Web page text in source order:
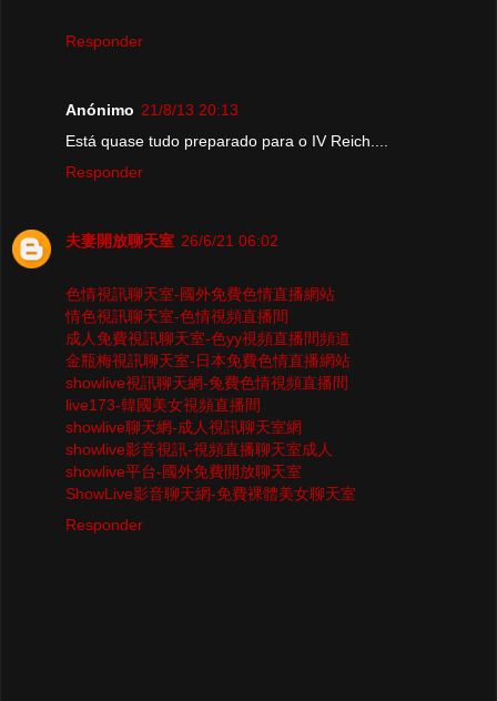
Responder
Anónimo 21/8/13 20:13
Está quase tudo preparado para o IV Reich....
Responder
夫妻開放聊天室 26/6/21 06:02
色情視訊聊天室-國外免費色情直播網站
情色視訊聊天室-色情視頻直播間
成人免費視訊聊天室-色yy視頻直播間頻道
金瓶梅視訊聊天室-日本免費色情直播網站
showlive視訊聊天網-兔費色情視頻直播間
live173-韓國美女視頻直播間
showlive聊天網-成人視訊聊天室網
showlive影音視訊-視頻直播聊天室成人
showlive平台-國外免費開放聊天室
ShowLive影音聊天網-免費裸體美女聊天室
Responder